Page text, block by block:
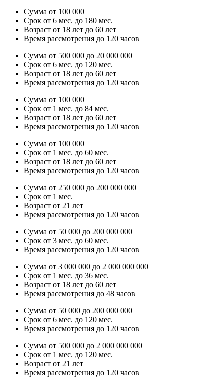
Сумма от 100 000
Срок от 6 мес. до 180 мес.
Возраст от 18 лет до 60 лет
Время рассмотрения до 120 часов
Сумма от 500 000 до 20 000 000
Срок от 6 мес. до 120 мес.
Возраст от 18 лет до 60 лет
Время рассмотрения до 120 часов
Сумма от 100 000
Срок от 1 мес. до 84 мес.
Возраст от 18 лет до 60 лет
Время рассмотрения до 120 часов
Сумма от 100 000
Срок от 1 мес. до 60 мес.
Возраст от 18 лет до 60 лет
Время рассмотрения до 120 часов
Сумма от 250 000 до 200 000 000
Срок от 1 мес.
Возраст от 21 лет
Время рассмотрения до 120 часов
Сумма от 50 000 до 200 000 000
Срок от 3 мес. до 60 мес.
Время рассмотрения до 120 часов
Сумма от 3 000 000 до 2 000 000 000
Срок от 1 мес. до 36 мес.
Возраст от 18 лет до 60 лет
Время рассмотрения до 48 часов
Сумма от 50 000 до 200 000 000
Срок от 6 мес. до 120 мес.
Время рассмотрения до 120 часов
Сумма от 500 000 до 2 000 000 000
Срок от 1 мес. до 120 мес.
Возраст от 21 лет
Время рассмотрения до 120 часов